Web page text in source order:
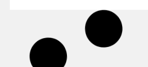
LANDHOF LADEN KITTSEE
Untere Haupststraße 15
2421 Kittsee